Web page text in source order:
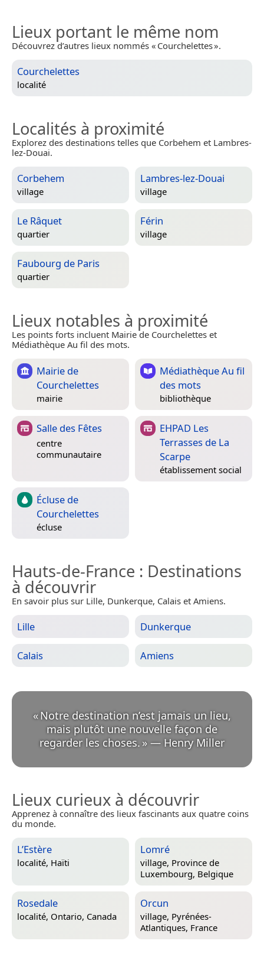
Lieux portant le même nom
Découvrez d’autres lieux nommés « Courchelettes ».
Courchelettes
localité
Localités à proximité
Explorez des destinations telles que Corbehem et Lambres-
lez-Douai.
Corbehem
village
Lambres-lez-Douai
village
Le Râquet
quartier
Férin
village
Faubourg de Paris
quartier
Lieux notables à proximité
Les points forts incluent Mairie de Courchelettes et
Médiathèque Au fil des mots.
Mairie de
Courchelettes
mairie
Médiathèque Au fil
des mots
bibliothèque
Salle des Fêtes
centre
communautaire
EHPAD Les
Terrasses de La
Scarpe
établissement social
Écluse de
Courchelettes
écluse
Hauts-de-France : Destinations
à découvrir
En savoir plus sur Lille, Dunkerque, Calais et Amiens.
Lille Dunkerque
Calais Amiens
«Notre destination n’est jamais un lieu,
mais plutôt une nouvelle façon de
regarder les choses. » — Henry Miller
Lieux curieux à découvrir
Apprenez à connaître des lieux fascinants aux quatre coins
du monde.
L’Estère
localité, Haïti
Lomré
village, Province de
Luxembourg, Belgique
Rosedale
localité, Ontario, Canada
Orcun
village, Pyrénées-
Atlantiques, France